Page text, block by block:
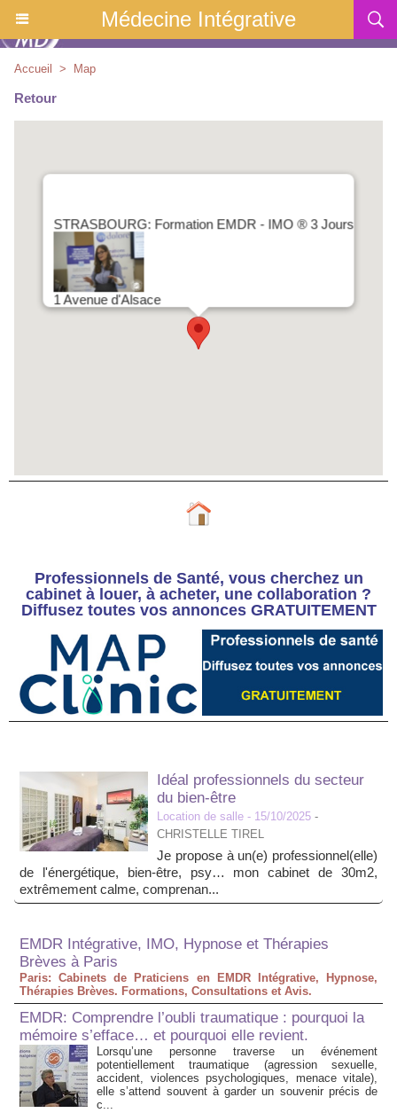
Médecine Intégrative
Accueil > Map
Retour
STRASBOURG: Formation EMDR - IMO ® 3 Jours
1 Avenue d'Alsace
Professionnels de Santé, vous cherchez un
cabinet à louer, à acheter, une collaboration ?
Diffusez toutes vos annonces GRATUITEMENT
Idéal professionnels du secteur
du bien-être
Location de salle - 15/10/2025 -
CHRISTELLE TIREL
Je propose à un(e) professionnel(elle)
de l'énergétique, bien-être, psy… mon cabinet de 30m2,
extrêmement calme, comprenan...
EMDR Intégrative, IMO, Hypnose et Thérapies
Brèves à Paris
Paris: Cabinets de Praticiens en EMDR Intégrative, Hypnose,
Thérapies Brèves. Formations, Consultations et Avis.
EMDR: Comprendre l’oubli traumatique : pourquoi la
mémoire s’efface… et pourquoi elle revient.
Lorsqu’une personne traverse un événement
potentiellement traumatique (agression sexuelle,
accident, violences psychologiques, menace vitale),
elle s’attend souvent à garder un souvenir précis de
c...